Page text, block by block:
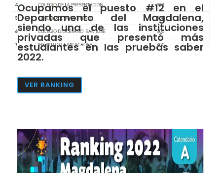
Ocupamos el puesto #12 en el
Departamento del Magdalena,
siendo una de las instituciones
privadas que presentó más
estudiantes en las pruebas saber
2022.
VER RANKING